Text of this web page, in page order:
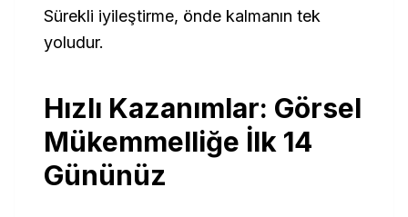
Sürekli iyileştirme, önde kalmanın tek
yoludur.
Hızlı Kazanımlar: Görsel
Mükemmelliğe İlk 14
Gününüz